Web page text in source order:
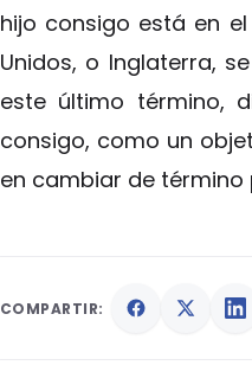
hijo consigo está en
Unidos, o Inglaterra,
este último término,
consigo, como un
en cambiar de término
COMPARTIR: